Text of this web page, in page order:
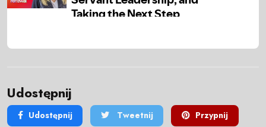
Udostępnij
Udostępnij Tweetnij Przypnij